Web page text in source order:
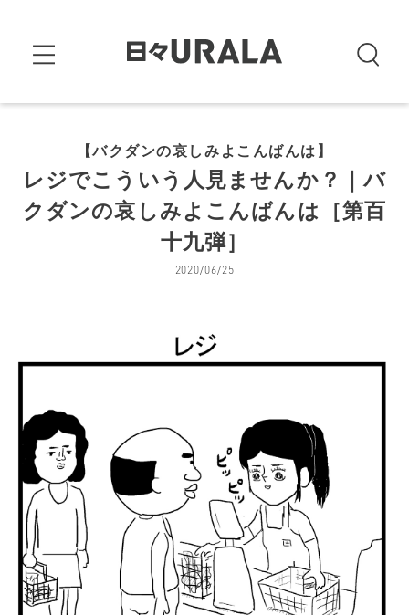
【バクダンの哀しみよこんばんは】
レジでこういう人見ませんか？｜バ
クダンの哀しみよこんばんは［第百
十九弾］
2020/06/25